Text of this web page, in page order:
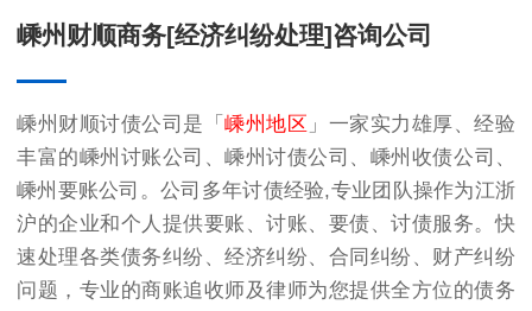
嵊州财顺商务[经济纠纷处理]咨询公司
嵊州财顺讨债公司是「嵊州地区 」一家实力雄厚、经验
丰富的嵊州讨账公司 、嵊州讨债公司 、 嵊州收债公司 、
嵊州要账公司 。公司多年讨债经验,专业团队操作为江浙
沪的企业和个人提供要账、讨账、要债、讨债服务。快
速处理各类债务纠纷、经济纠纷、合同纠纷、财产纠纷
问题，专业的商账追收师及律师为您提供全方位的债务